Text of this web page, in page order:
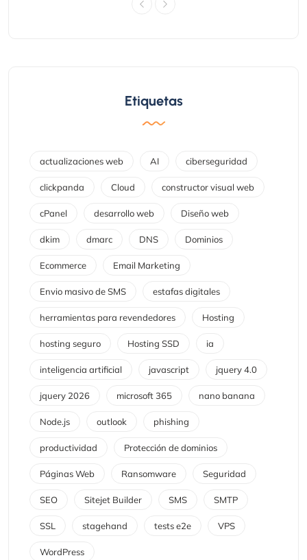
Etiquetas
actualizaciones web AI ciberseguridad
clickpanda Cloud constructor visual web
cPanel desarrollo web Diseño web
dkim dmarc DNS Dominios
Ecommerce Email Marketing
Envio masivo de SMS estafas digitales
herramientas para revendedores Hosting
hosting seguro Hosting SSD ia
inteligencia artificial javascript jquery 4.0
jquery 2026 microsoft 365 nano banana
Node.js outlook phishing
productividad Protección de dominios
Páginas Web Ransomware Seguridad
SEO Sitejet Builder SMS SMTP
SSL stagehand tests e2e VPS
WordPress